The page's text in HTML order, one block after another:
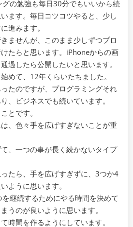
等
の
像
を
夕
に
反
映
る
う
し
ま
た
の勉強も毎日30分でもいいから続
ます。毎日コツコツやると、少し
進みます。
ませんが、このまま少しずつプロ
たらと思います。iPhoneからの画
過したら公開したいと思います。
めて、12年くらいたちました。
たのですが、プログラミングそれ
、ビジネスでも続いています。
とです。
、色々手を広げすぎないことが重
、一つの事が長く続かないタイプ
たら、手を広げすぎずに、3つか4
ように思います。
継続するためにやる時間を決めて
うのが良いように思います。
時間を作るようにしています。